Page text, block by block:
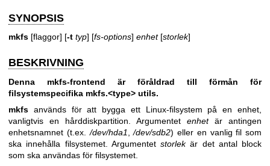
SYNOPSIS
mkfs [flaggor] [-t typ] [fs-options] enhet[storlek]
BESKRIVNING
Denna mkfs-frontend är föråldrad till förmån för
filsystemspecifika mkfs.<type> utils.
mkfs används för att bygga ett Linux-filsystem på en enhet,
vanligtvis en hårddiskpartition. Argumentet enhetär antingen
enhetsnamnet (t.ex./dev/hda1 ,/dev/sdb2) eller en vanlig fil som
ska innehålla filsystemet. Argumentet storlekär det antal block
som ska användas för filsystemet.